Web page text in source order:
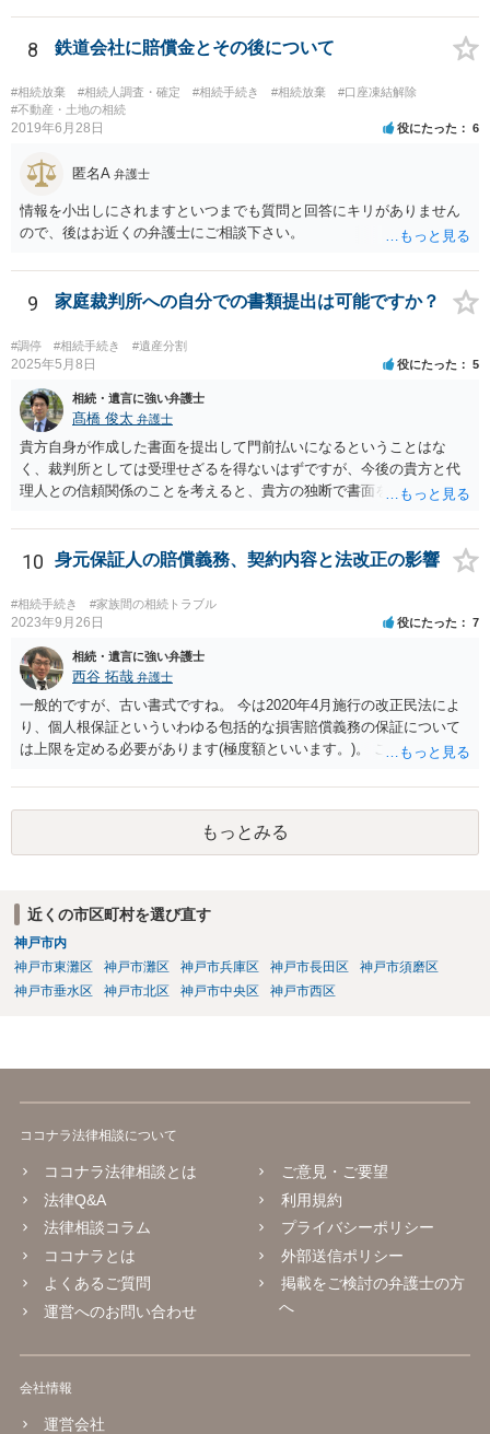
払い義務があります。
8 鉄道会社に賠償金とその後について
#相続放棄 #相続人調査・確定 #相続手続き #相続放棄
#口座凍結解除
#不動産・土地の相続
2019年6月28日 役にたった 6
匿名A 弁護士
情報を小出しにされますといつまでも質問と回答にキリがありません
ので、後はお近くの弁護士にご相談下さい。
9 家庭裁判所への自分での書類提出は可能ですか？
#調停 #相続手続き #遺産分割
2025年5月8日 役にたった 5
相続・遺言に強い弁護士
髙橋 俊太 弁護士
貴方自身が作成した書面を提出して門前払いになるということはな
く、裁判所としては受理せざるを得ないはずですが、今後の貴方と代
理人との信頼関係のことを考えると、貴方の独断で書面を提出したり
士が主張書面の提出を渋っているようですが、弁護士として提出の実
益がないと考えている可能性もあると思いますので、そのあたりも含
めて、弁護士見解を確認等するためによく打ち合わせた方がよいと思
います。単に面倒臭いということで書面提出をしないということであ
れば、当該弁護士との委任関係を修了した上で、貴方のほうで書面提
出することを検討なさった方がよいでしょう。
10 身元保証人の賠償義務、契約内容と法改正の影響
#相続手続き #家族間の相続トラブル
2023年9月26日 役にたった 7
相続・遺言に強い弁護士
西谷 拓哉 弁護士
一般的ですが、古い書式ですね。 今は2020年4月施行の改正民法によ
り、個人根保証といういわゆる包括的な損害賠償義務の保証について
は上限を定める必要があります(極度額といいます。)。 この書式にサ
り、会社側は請求できない可能性が高そうです。
もっとみる
近くの市区町村を選び直す
神戸市内
神戸市東灘区
神戸市灘区 神戸市兵庫区 神戸市長田区
神戸市須磨区
神戸市垂水区
神戸市北区 神戸市中央区 神戸市西区
ココナラ法律相談について
ココナラ法律相談とは
法律Q&A
法律相談コラム
ココナラとは
よくあるご質問
運営へのお問い合わせ
ご意見・ご要望
利用規約
プライバシーポリシー
外部送信ポリシー
掲載をご検討の弁護士の方
へ
会社情報
運営会社